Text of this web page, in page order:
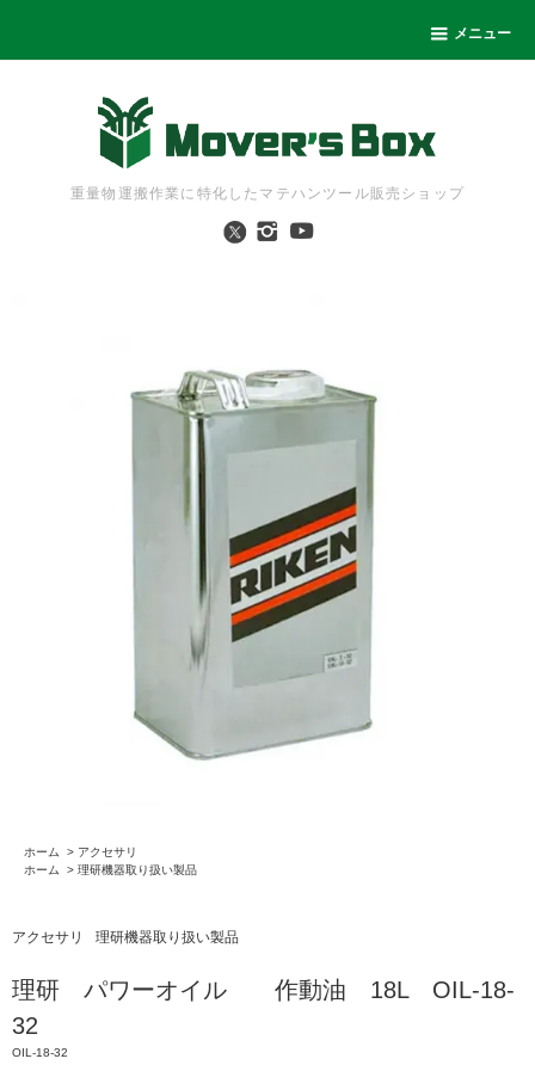
メニュー
重量物運搬作業に特化したマテハンツール販売ショップ
ホーム > アクセサリ
ホーム
> 理研機器取り扱い製品
アクセサリ 理研機器取り扱い製品
理研 パワーオイル 作動油 18L OIL-18-
32
OIL-18-32